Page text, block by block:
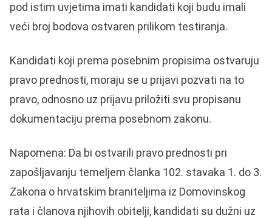
pod istim uvjetima imati kandidati koji budu imali
veći broj bodova ostvaren prilikom testiranja.
Kandidati koji prema posebnim propisima ostvaruju
pravo prednosti, moraju se u prijavi pozvati na to
pravo, odnosno uz prijavu priložiti svu propisanu
dokumentaciju prema posebnom zakonu.
Napomena: Da bi ostvarili pravo prednosti pri
zapošljavanju temeljem članka 102. stavaka 1. do 3.
Zakona o hrvatskim braniteljima iz Domovinskog
rata i članova njihovih obitelji, kandidati su dužni uz